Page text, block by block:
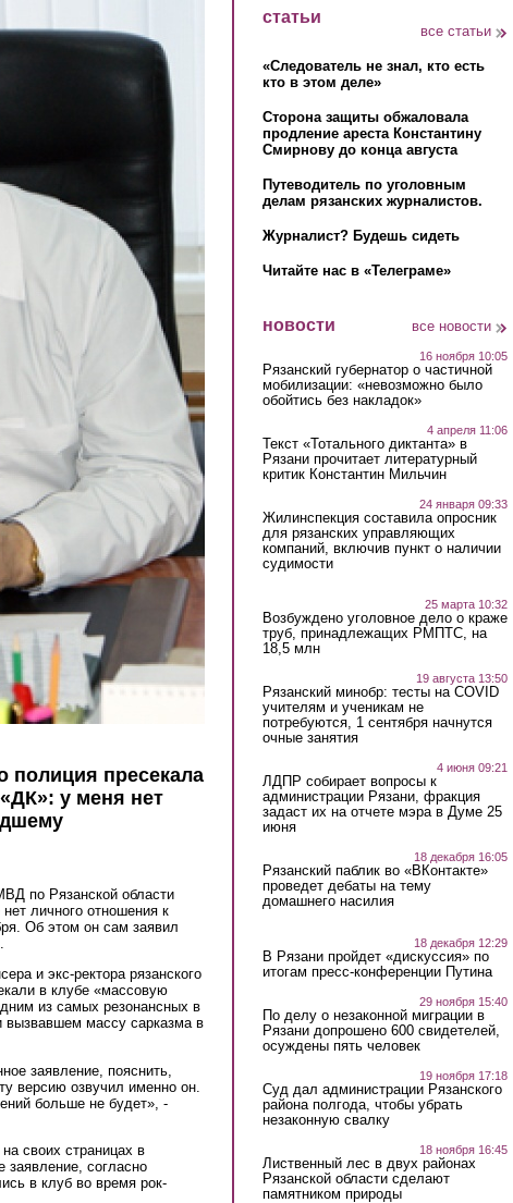
полиция пресекала
у меня нет
по Рязанской области
личного отношения к
Об этом он сам заявил
и экс-ректора рязанского
в клубе «массовую
из самых резонансных в
вызвавшем массу сарказма в
заявление, пояснить,
версию озвучил именно он.
больше не будет», -
своих страницах в
заявление, согласно
в клуб во время рок-
статьи
все статьи
«Следователь не знал, кто есть
кто в этом деле»
Сторона защиты обжаловала
продление ареста Константину
Смирнову до конца августа
Путеводитель по уголовным
делам рязанских журналистов.
Журналист? Будешь сидеть
Читайте нас в «Телеграме»
новости все новости
16 ноября 10:05
Рязанский губернатор о частичной
мобилизации: «невозможно было
обойтись без накладок»
4 апреля 11:06
Текст «Тотального диктанта» в
Рязани прочитает литературный
критик Константин Мильчин
24 января 09:33
Жилинспекция составила опросник
для рязанских управляющих
компаний, включив пункт о наличии
судимости
25 марта 10:32
Возбуждено уголовное дело о краже
труб, принадлежащих РМПТС, на
18,5 млн
19 августа 13:50
Рязанский минобр: тесты на COVID
учителям и ученикам не
потребуются, 1 сентября начнутся
очные занятия
4 июня 09:21
ЛДПР собирает вопросы к
администрации Рязани, фракция
задаст их на отчете мэра в Думе 25
июня
18 декабря 16:05
Рязанский паблик во «ВКонтакте»
проведет дебаты на тему
домашнего насилия
18 декабря 12:29
В Рязани пройдет «дискуссия» по
итогам пресс-конференции Путина
29 ноября 15:40
По делу о незаконной миграции в
Рязани допрошено 600 свидетелей,
осуждены пять человек
19 ноября 17:18
Суд дал администрации Рязанского
района полгода, чтобы убрать
незаконную свалку
18 ноября 16:45
Лиственный лес в двух районах
Рязанской области сделают
памятником природы